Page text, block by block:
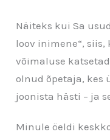
Näiteks kui Sa
loov inimene“, siis,
võimaluse
olnud õpetaja, kes
joonista hästi – ja
Minule öeldi